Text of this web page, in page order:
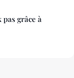
grâce à